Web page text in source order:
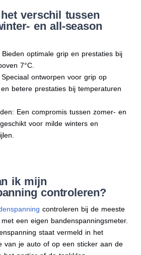
verschil tussen
en all-season
optimale grip en prestaties bij
7°C.
ontworpen voor grip op
betere prestaties bij temperaturen
Een compromis tussen zomer- en
voor milde winters en
ik mijn
controleren?
controleren bij de meeste
een eigen bandenspanningsmeter.
staat vermeld in het
van je auto of op een sticker aan de